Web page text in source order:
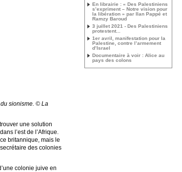
du sionisme. © La
une solution
l’est de l’Afrique.
britannique, mais le
des colonies
colonie juive en
En librairie : « Des Palestiniens
s’expriment – Notre vision pour
la libération » par Ilan Pappé et
Ramzy Baroud
3 juillet 2021 - Des Palestiniens
protestent...
1er avril, manifestation pour la
Palestine, contre l’armement
d’Israel
Documentaire à voir : Alice au
pays des colons